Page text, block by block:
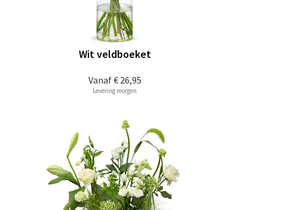
Vanaf€ 26,95
Wit veldboeket
Levering morgen